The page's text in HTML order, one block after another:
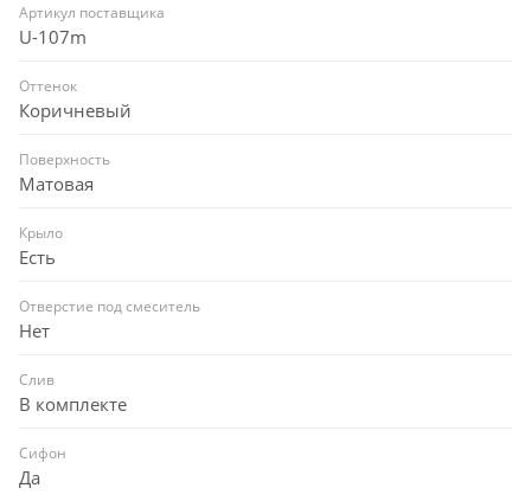
Артикул поставщика
U-107m
Оттенок
Коричневый
Поверхность
Матовая
Крыло
Есть
Отверстие под смеситель
Нет
Слив
В комплекте
Сифон
Да